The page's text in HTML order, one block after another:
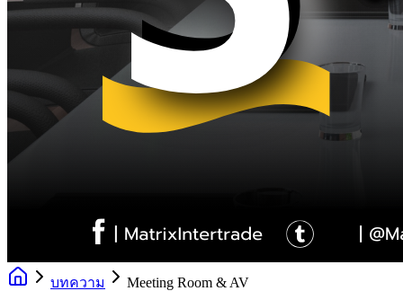
บทความ
Meeting Room & AV